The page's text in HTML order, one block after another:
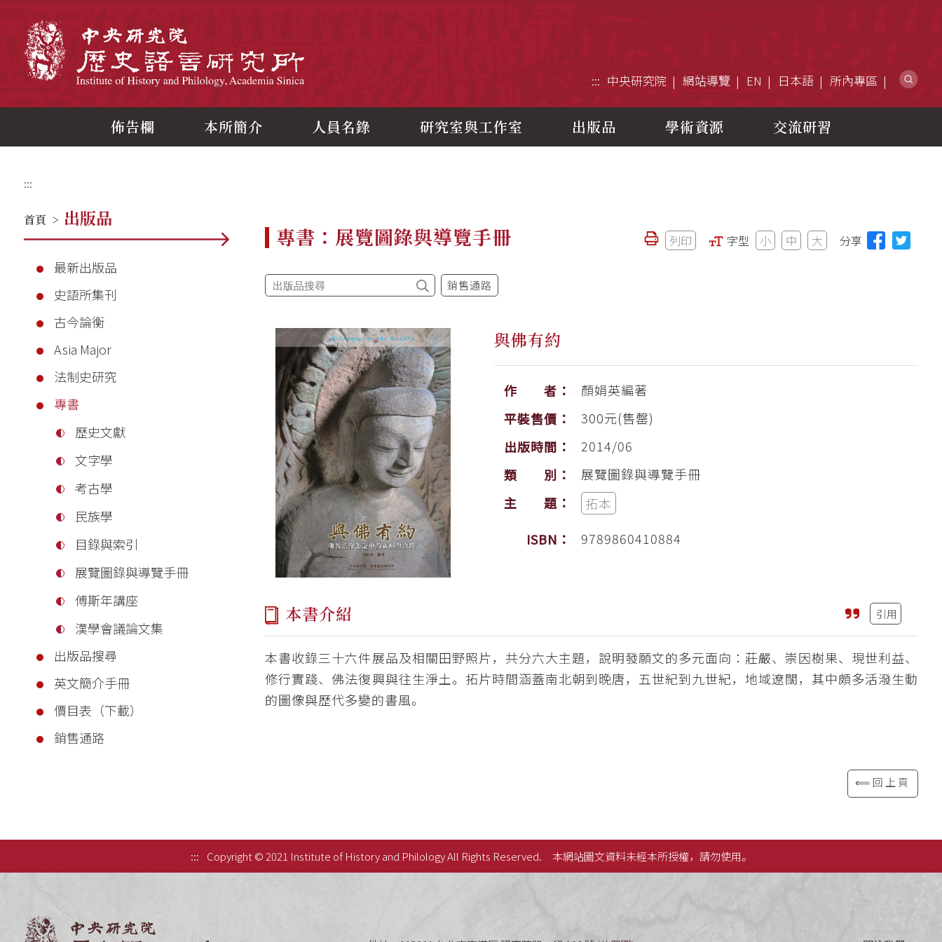
::: 中央研究院 網站導覽 EN 日本語 所內專區
佈告欄 本所簡介 人員名錄 研究室與工作室 出版品 學術資源 交流研習
:::
首頁 > 出版品
最新出版品
史語所集刊
古今論衡
Asia Major
法制史研究
專書
歷史文獻
文字學
考古學
民族學
目錄與索引
展覽圖錄與導覽手冊
傅斯年講座
漢學會議論文集
出版品搜尋
英文簡介手冊
價目表（下載）
銷售通路
專書：展覽圖錄與導覽手冊 列印 字型 小 中 大 分享
銷售通路
與佛有約
作 者：
顏娟英編著
平裝售價：
300元(售罄)
出版時間：
2014/06
類 別：
展覽圖錄與導覽手冊
主 題：
拓本
ISBN：
9789860410884
本書介紹 引用
本書收錄三十六件展品及相關田野照片，共分六大主題，說明發願文的多元面向：莊嚴、崇因樹果、現世利益、
修行實踐、佛法復興與往生淨土。拓片時間涵蓋南北朝到晚唐，五世紀到九世紀，地域遼闊，其中頗多活潑生動
的圖像與歷代多變的書風。
⟸回上頁
::: Copyright © 2021 Institute of History and Philology All Rights Reserved. 本網站圖文資料未經本所授權，請勿使用。